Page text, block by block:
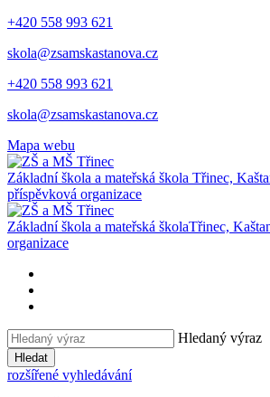
+420 558 993 621
skola@zsamskastanova.cz
+420 558 993 621
skola@zsamskastanova.cz
Mapa webu
Základní škola a mateřská škola Třinec,
příspěvková organizace
Základní škola a mateřská školaTřinec,
organizace
Hledaný výraz
Hledat
rozšířené vyhledávání